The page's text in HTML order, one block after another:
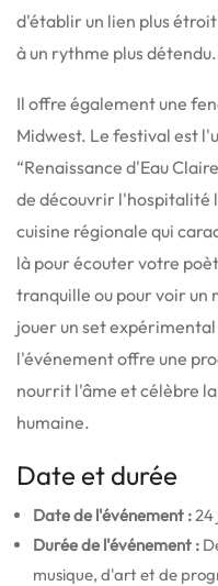
d'établir un lien plus
à un rythme plus détendu.
Il offre également une
Midwest. Le festival est
“Renaissance d'Eau
de découvrir l'hospitalité
cuisine régionale qui
là pour écouter votre
tranquille ou pour voir un
jouer un set
l'événement offre une
nourrit l'âme et célèbre
humaine.
Date et durée
Date de l'événement :24
Durée de l'événement :
musique, d'art et de